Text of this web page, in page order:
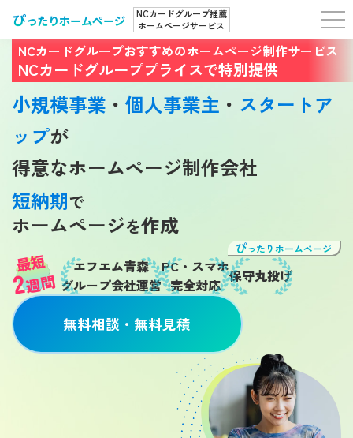
NCカードグループ推薦
ホームぺージサービス
ぴったりホームページ
NCカードグループおすすめのホームページ制作サービス
NCカードグループプライスで特別提供
小規模事業 ・ 個人事業主 ・ スタートア
ップが
得意なホームページ制作会社
短納期で
ホームページを作成
ぴったりホームページ
最短
2週間
エフエム青森
グループ会社運営
PC・スマホ
完全対応 保守丸投げ
無料相談・無料見積